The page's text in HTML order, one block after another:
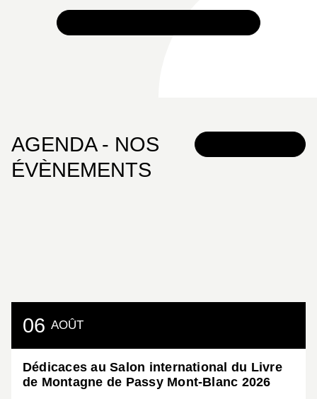
AGENDA - NOS
ÉVÈNEMENTS
06 AOÛT
Dédicaces au Salon international du Livre
de Montagne de Passy Mont-Blanc 2026